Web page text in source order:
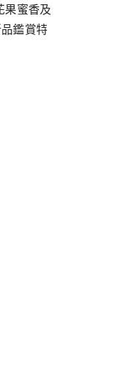
果蜜香及
鑑賞特